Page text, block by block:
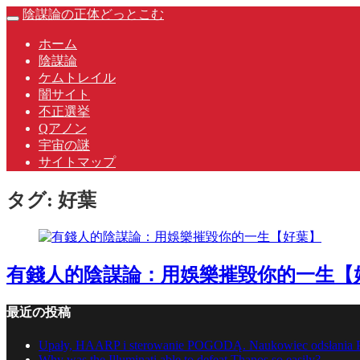
Skip
content
Toggle
陰謀論の正体どっとこむ
ホーム
陰謀論
ケムトレイル
闇サイト
不正選挙
Qアノン
宇宙の謎
サイトマップ
タグ: 好葉
有錢人的陰謀論：用娛樂摧毀你的一生【
最近の投稿
Upały, HAARP i sterowanie POGODĄ. Naukowiec odsłania